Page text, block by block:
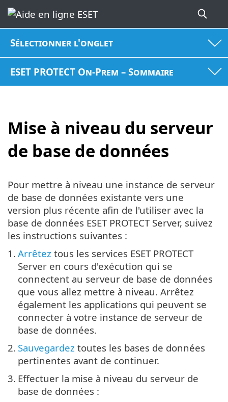
Sélectionner l'onglet
ESET PROTECT On-Prem – Sommaire
Mise à niveau du serveur
de base de données
Pour mettre à niveau une instance de serveur
de base de données existante vers une
version plus récente afin de l'utiliser avec la
base de données ESET PROTECT Server, suivez
les instructions suivantes :
1. Arrêtez tous les services ESET PROTECT
Server en cours d'exécution qui se
connectent au serveur de base de données
que vous allez mettre à niveau. Arrêtez
également les applications qui peuvent se
connecter à votre instance de serveur de
base de données.
2. Sauvegardez toutes les bases de données
pertinentes avant de continuer.
3. Effectuer la mise à niveau du serveur de
base de données :